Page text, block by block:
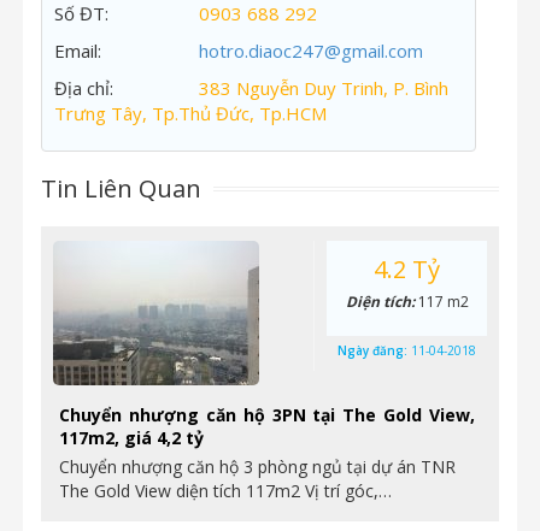
Số ĐT:
0903 688 292
Email:
hotro.diaoc247@gmail.com
Địa chỉ:
383 Nguyễn Duy Trinh, P. Bình
Trưng Tây, Tp.Thủ Đức, Tp.HCM
Tin Liên Quan
Chuyển nhượng căn hộ 3PN tại The Gold View,
117m2, giá 4,2 tỷ
Chuyển nhượng căn hộ 3 phòng ngủ tại dự án TNR
The Gold View diện tích 117m2 Vị trí góc,…
4.2 Tỷ
Diện tích:117 m2
Ngày đăng: 11-04-2018